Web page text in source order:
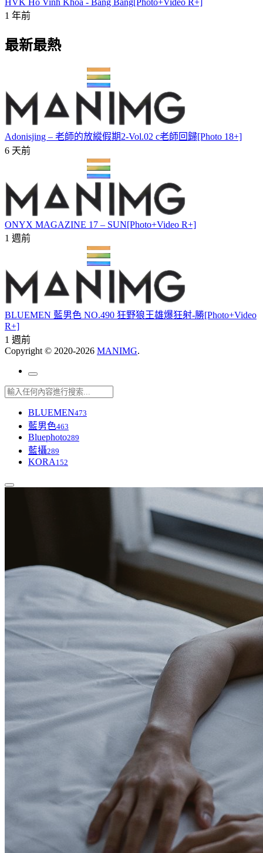
HVK Ho Vinh Khoa - Bang Bang[Photo+Video R+]
1 年前
最新最熱
Adonisjing – 老師的放縱假期2-Vol.02 c老師回歸[Photo 18+]
6 天前
ONYX MAGAZINE 17 – SUN[Photo+Video R+]
1 週前
BLUEMEN 藍男色 NO.490 狂野狼王雄爆狂射-勝[Photo+Video
R+]
1 週前
Copyright © 2020-2026 MANIMG.
BLUEMEN473
藍男色463
Bluephoto289
藍攝289
KORA 152